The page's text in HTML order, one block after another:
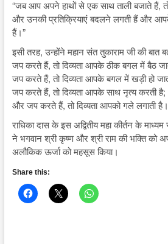
“जब आप अपने हाथों से एक साथ ताली बजाते हैं,
और उनकी प्रतिक्रियाएं बदलने लगती हैं और
हैं।”
इसी तरह, उन्होंने महान संत तुकाराम जी की
जप करते हैं, तो दिव्यता आपके ठीक बगल में बैठ
जप करते हैं, तो दिव्यता आपके बगल में खड़ी हो
जप करते हैं, तो दिव्यता आपके साथ नृत्य करती
और जप करते हैं, तो दिव्यता आपको गले लगाती
राधिका दास के इस अद्वितीय महा कीर्तन के
ने भगवान श्री कृष्ण और श्री राम की भक्ति को
अलौकिक ऊर्जा को महसूस किया।
Share this: